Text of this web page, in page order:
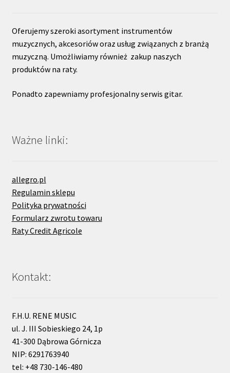
Oferujemy szeroki asortyment instrumentów
muzycznych, akcesoriów oraz usług związanych z branżą
muzyczną. Umożliwiamy również zakup naszych
produktów na raty.
Ponadto zapewniamy profesjonalny serwis gitar.
Ważne linki:
allegro.pl
Regulamin sklepu
Polityka prywatności
Formularz zwrotu towaru
Raty Credit Agricole
Kontakt:
F.H.U. RENE MUSIC
ul. J. III Sobieskiego 24, 1p
41-300 Dąbrowa Górnicza
NIP: 6291763940
tel: +48 730-146-480